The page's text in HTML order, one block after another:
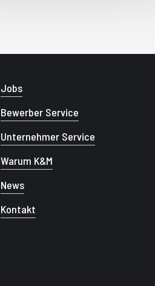
Jobs
Bewerber Service
Unternehmer Service
Warum K&M
News
Kontakt